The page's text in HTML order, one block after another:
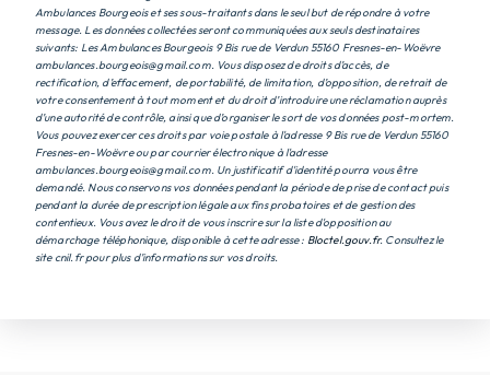
Ambulances Bourgeois et ses sous-traitants dans le seul but de répondre à votre
message. Les données collectées seront communiquées aux seuls destinataires
suivants: Les Ambulances Bourgeois 9 Bis rue de Verdun 55160 Fresnes-en-Woëvre
ambulances.bourgeois@gmail.com. Vous disposez de droits d’accès, de
rectification, d’effacement, de portabilité, de limitation, d’opposition, de retrait de
votre consentement à tout moment et du droit d’introduire une réclamation auprès
d’une autorité de contrôle, ainsi que d’organiser le sort de vos données post-mortem.
Vous pouvez exercer ces droits par voie postale à l'adresse 9 Bis rue de Verdun 55160
Fresnes-en-Woëvre ou par courrier électronique à l'adresse
ambulances.bourgeois@gmail.com. Un justificatif d'identité pourra vous être
demandé. Nous conservons vos données pendant la période de prise de contact puis
pendant la durée de prescription légale aux fins probatoires et de gestion des
contentieux. Vous avez le droit de vous inscrire sur la liste d'opposition au
démarchage téléphonique, disponible à cette adresse : Bloctel.gouv.fr. Consultez le
site cnil.fr pour plus d’informations sur vos droits.